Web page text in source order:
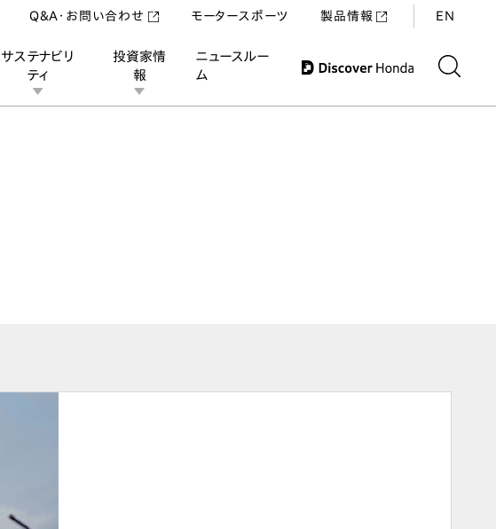
サステナビリ
ティ
投資家情
報
ニュースルー
ム
Q&A・お問い合わせ モータースポーツ 製品情報 EN